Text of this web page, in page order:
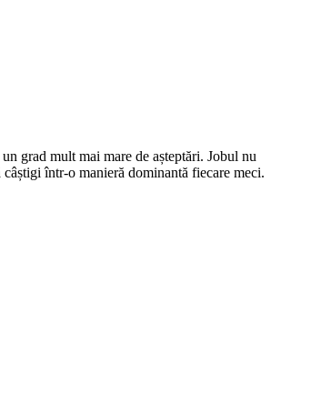
grad mult mai mare de așteptări. Jobul nu
într-o manieră dominantă fiecare meci.